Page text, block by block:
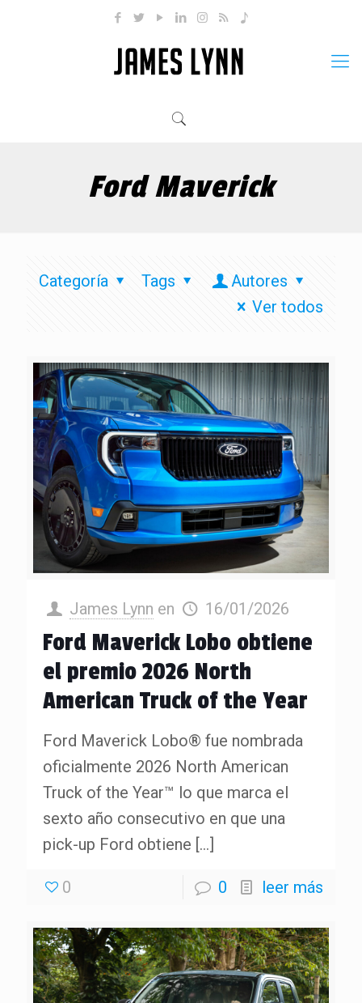
Ford Maverick
Categoría Tags
Autores
Ver todos
James Lynn en 16/01/2026
Ford Maverick Lobo obtiene
el premio 2026 North
American Truck of the Year
Ford Maverick Lobo® fue nombrada
oficialmente 2026 North American
Truck of the Year™ lo que marca el
sexto año consecutivo en que una
pick-up Ford obtiene […]
0 0 leer más